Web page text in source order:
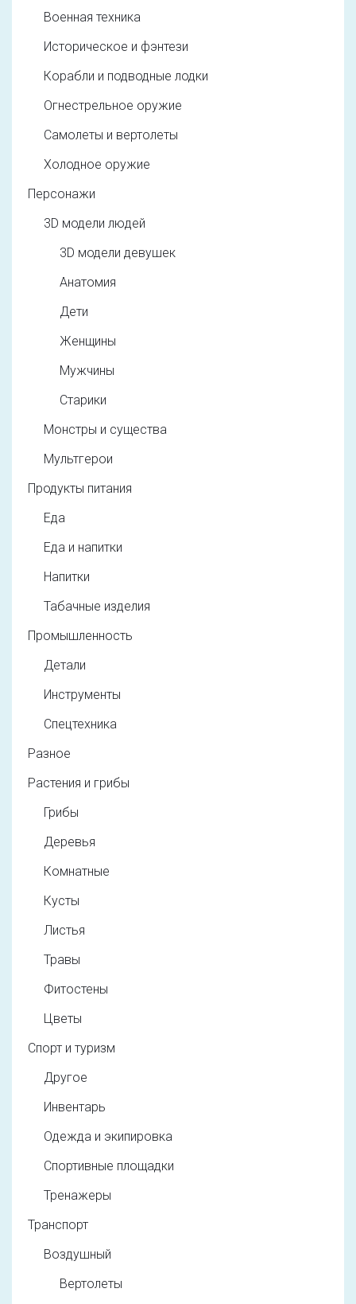
Военная техника
Историческое и фэнтези
Корабли и подводные лодки
Огнестрельное оружие
Самолеты и вертолеты
Холодное оружие
Персонажи
3D модели людей
3D модели девушек
Анатомия
Дети
Женщины
Мужчины
Старики
Монстры и существа
Мультгерои
Продукты питания
Еда
Еда и напитки
Напитки
Табачные изделия
Промышленность
Детали
Инструменты
Спецтехника
Разное
Растения и грибы
Грибы
Деревья
Комнатные
Кусты
Листья
Травы
Фитостены
Цветы
Спорт и туризм
Другое
Инвентарь
Одежда и экипировка
Спортивные площадки
Тренажеры
Транспорт
Воздушный
Вертолеты